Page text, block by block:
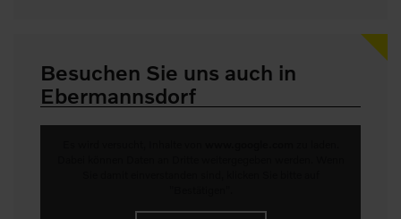
Besuchen Sie uns auch in
Ebermannsdorf